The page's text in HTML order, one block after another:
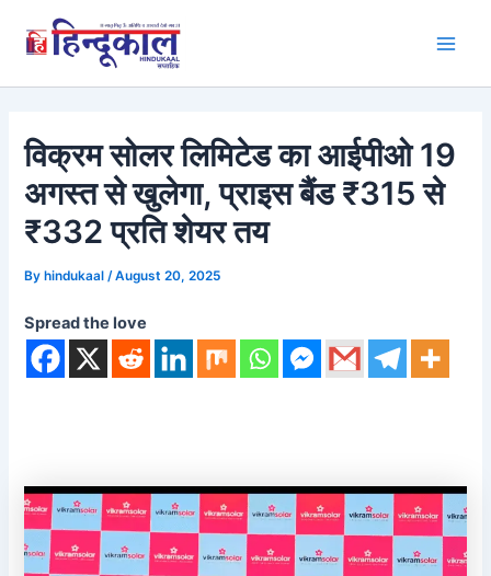
विक्रम सोलर लिमिटेड का आईपीओ 19
अगस्त से खुलेगा, प्राइस बैंड ₹315 से
₹332 प्रति शेयर तय
By hindukaal/August 20, 2025
Spread the love